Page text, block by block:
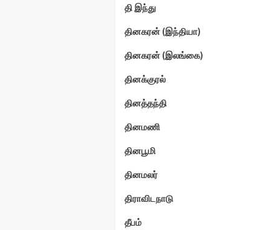
தி இந்து
தினகரன் (இந்தியா)
தினகரன் (இலங்கை)
தினக்குரல்
தினத்தந்தி
தினமணி
தினபூமி
தினமலர்
திராவிடநாடு
தீபம்